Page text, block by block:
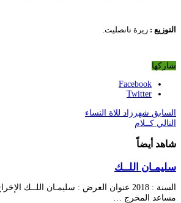
التوزيع : زيرة تانصليت.
شاركها
Facebook
Twitter
السابق شهرزاد للاة النساء
التالي كــلام
شاهد أيضاً
سليمـان اللــك
السنة : 2018 عنوان العرض : سليمـان اللــك
مساعد المخرج …